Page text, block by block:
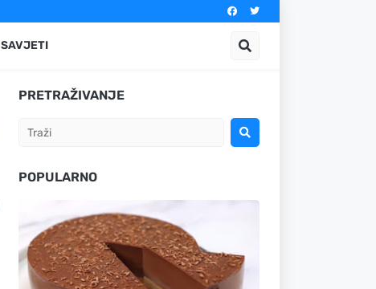
SAVJETI
PRETRAŽIVANJE
POPULARNO